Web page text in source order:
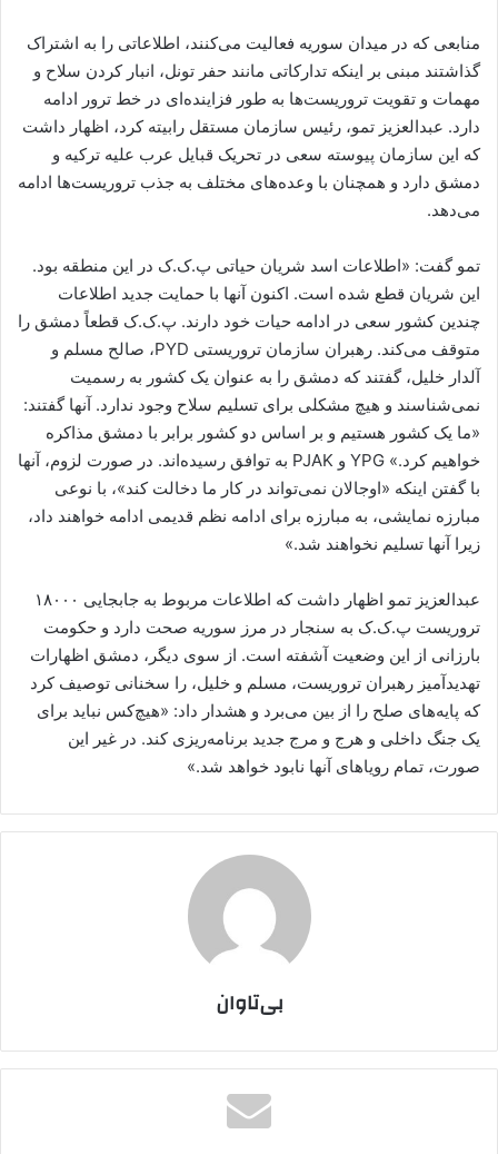
منابعی که در میدان سوریه فعالیت می‌کنند، اطلاعاتی را به اشتراک
گذاشتند مبنی بر اینکه تدارکاتی مانند حفر تونل، انبار کردن سلاح و
مهمات و تقویت تروریست‌ها به طور فزاینده‌ای در خط ترور ادامه
دارد. عبدالعزیز تمو، رئیس سازمان مستقل رابیته کرد، اظهار داشت
که این سازمان پیوسته سعی در تحریک قبایل عرب علیه ترکیه و
دمشق دارد و همچنان با وعده‌های مختلف به جذب تروریست‌ها ادامه
می‌دهد.
تمو گفت: «اطلاعات اسد شریان حیاتی پ.ک.ک در این منطقه بود.
این شریان قطع شده است. اکنون آنها با حمایت جدید اطلاعات
چندین کشور سعی در ادامه حیات خود دارند. پ.ک.ک قطعاً دمشق را
متوقف می‌کند. رهبران سازمان تروریستی PYD، صالح مسلم و
آلدار خلیل، گفتند که دمشق را به عنوان یک کشور به رسمیت
نمی‌شناسند و هیچ مشکلی برای تسلیم سلاح وجود ندارد. آنها گفتند:
«ما یک کشور هستیم و بر اساس دو کشور برابر با دمشق مذاکره
خواهیم کرد.» YPG و PJAK به توافق رسیده‌اند. در صورت لزوم، آنها
با گفتن اینکه «اوجالان نمی‌تواند در کار ما دخالت کند»، با نوعی
مبارزه نمایشی، به مبارزه برای ادامه نظم قدیمی ادامه خواهند داد،
زیرا آنها تسلیم نخواهند شد.»
عبدالعزیز تمو اظهار داشت که اطلاعات مربوط به جابجایی ۱۸۰۰۰
تروریست پ.ک.ک به سنجار در مرز سوریه صحت دارد و حکومت
بارزانی از این وضعیت آشفته است. از سوی دیگر، دمشق اظهارات
تهدیدآمیز رهبران تروریست، مسلم و خلیل، را سخنانی توصیف کرد
که پایه‌های صلح را از بین می‌برد و هشدار داد: «هیچ‌کس نباید برای
یک جنگ داخلی و هرج و مرج جدید برنامه‌ریزی کند. در غیر این
صورت، تمام رویاهای آنها نابود خواهد شد.»
بی‌تاوان